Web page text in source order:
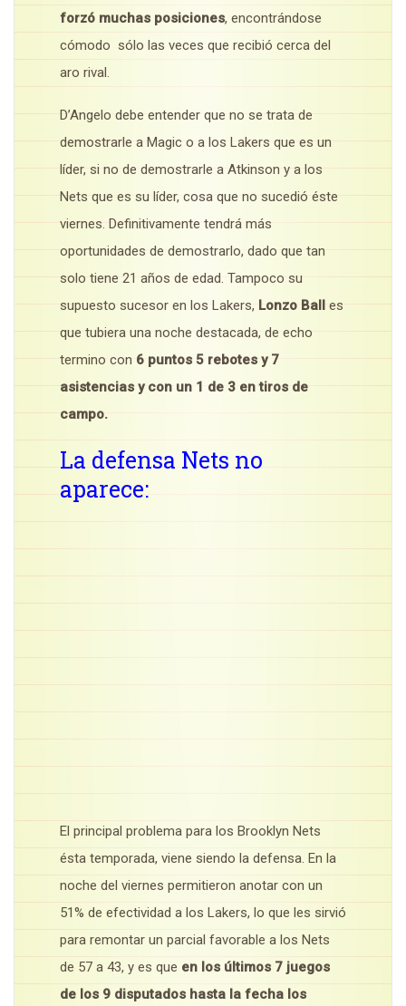
forzó muchas posiciones, encontrándose
cómodo sólo las veces que recibió cerca del
aro rival.
D’Angelo debe entender que no se trata de
demostrarle a Magic o a los Lakers que es un
líder, si no de demostrarle a Atkinson y a los
Nets que es su líder, cosa que no sucedió éste
viernes. Definitivamente tendrá más
oportunidades de demostrarlo, dado que tan
solo tiene 21 años de edad. Tampoco su
supuesto sucesor en los Lakers, Lonzo Ball es
que tubiera una noche destacada, de echo
termino con 6 puntos 5 rebotes y 7
asistencias y con un 1 de 3 en tiros de
campo.
La defensa Nets no
aparece:
El principal problema para los Brooklyn Nets
ésta temporada, viene siendo la defensa. En la
noche del viernes permitieron anotar con un
51% de efectividad a los Lakers, lo que les sirvió
para remontar un parcial favorable a los Nets
de 57 a 43, y es que en los últimos 7 juegos
de los 9 disputados hasta la fecha los